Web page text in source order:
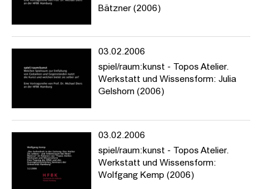
Bätzner (2006)
03.02.2006
spiel/raum:kunst - Topos Atelier.
Werkstatt und Wissensform: Julia
Gelshorn (2006)
03.02.2006
spiel/raum:kunst - Topos Atelier.
Werkstatt und Wissensform:
Wolfgang Kemp (2006)